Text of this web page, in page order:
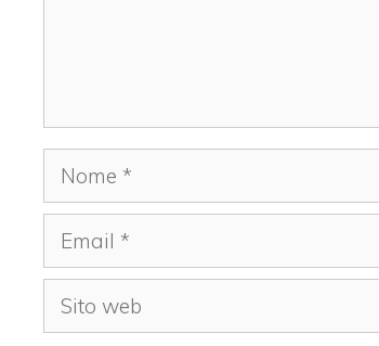
Nome
Email
Sito
web